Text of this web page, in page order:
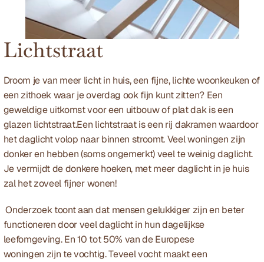
Lichtstraat
Droom je van meer licht in huis, een fijne, lichte woonkeuken of
een zithoek waar je overdag ook fijn kunt zitten? Een
geweldige uitkomst voor een uitbouw of plat dak is een
glazen lichtstraat.Een lichtstraat is een rij dakramen waardoor
het daglicht volop naar binnen stroomt. Veel woningen zijn
donker en hebben (soms ongemerkt) veel te weinig daglicht.
Je vermijdt de donkere hoeken, met meer daglicht in je huis
zal het zoveel fijner wonen!
Onderzoek toont aan dat mensen gelukkiger zijn en beter
functioneren door veel daglicht in hun dagelijkse
leefomgeving. En 10 tot 50% van de Europese
woningen zijn te vochtig. Teveel vocht maakt een